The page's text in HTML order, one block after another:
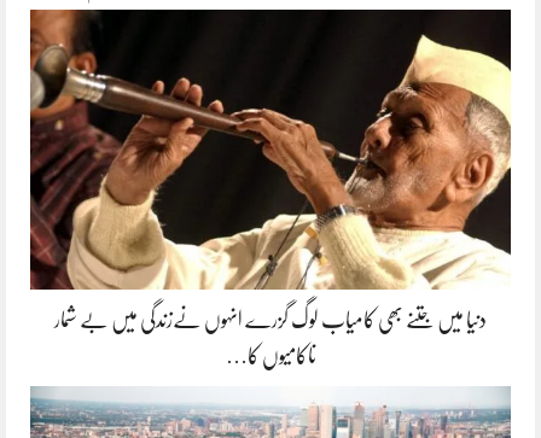
دنیا میں جتنے بھی کامیاب لوگ گزرے انہوں نےزندگی میں بے شمار
ناکامیوں کا…